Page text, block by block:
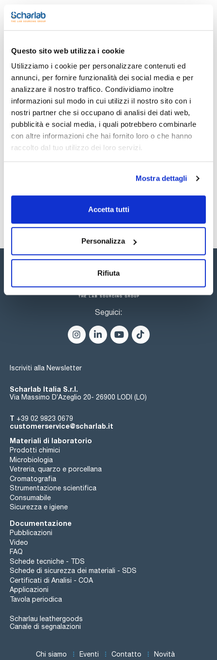
Questo sito web utilizza i cookie
Utilizziamo i cookie per personalizzare contenuti ed
annunci, per fornire funzionalità dei social media e per
analizzare il nostro traffico. Condividiamo inoltre
informazioni sul modo in cui utilizzi il nostro sito con i
nostri partner che si occupano di analisi dei dati web,
pubblicità e social media, i quali potrebbero combinarle
con altre informazioni che hai fornito loro o che hanno
raccolto dal tuo utilizzo dei loro servizi.
Mostra dettagli
Accetta tutti
Personalizza
Rifiuta
Caratteristiche
Fase : PH+
Dimensioni del poro (Å) : 1000
Dimensioni della particella (μm) : 1,7
Diametro interno (mm) : 2,1
Lunghezza (mm) : 5
Conf. (unità) : 3
Vedi di più
Documentazione tecnica
TDS / Scheda tecnica
COA
Registrati per i download
Seguici:
Iscriviti alla Newsletter
Scharlab Italia S.r.l.
Via Massimo D’Azeglio 20- 26900 LODI (LO)
T +39 02 9823 0679
customerservice@scharlab.it
Materiali di laboratorio
Prodotti chimici
Microbiologia
Vetreria, quarzo e porcellana
Cromatografia
Strumentazione scientifica
Consumabile
Sicurezza e igiene
Documentazione
Pubblicazioni
Video
FAQ
Schede tecniche - TDS
Schede di sicurezza dei materiali - SDS
Certificati di Analisi - COA
Applicazioni
Tavola periodica
Scharlau leathergoods
Canale di segnalazioni
Chi siamo Eventi Contatto Novità